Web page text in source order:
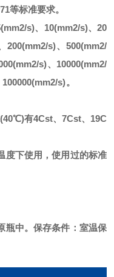
等标准要求。
s)、10(mm2/s)、20
200(mm2/s)、500(mm2/
s)、10000(mm2/
、100000(mm2/s)。
有4Cst、7Cst、19C
度下使用，使用过的标准
瓶中。保存条件：室温保